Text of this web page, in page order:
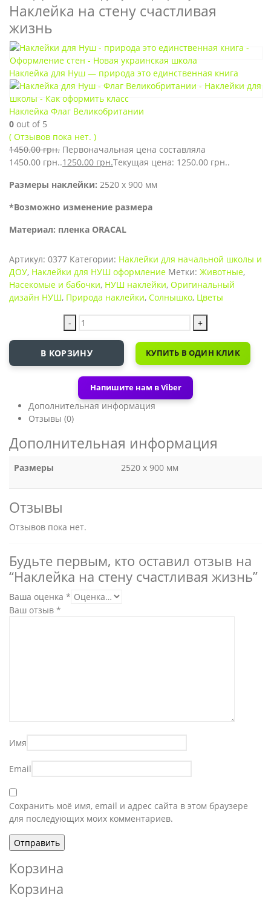
Наклейка на стену счастливая
жизнь
Наклейка для Нуш — природа это единственная книга
Наклейка Флаг Великобритании
0 out of 5
( Отзывов пока нет. )
1450.00грн. Первоначальная цена составляла
1450.00 грн..1250.00 грн.Текущая цена: 1250.00 грн..
Размеры наклейки: 2520 х 900 мм
*Возможно изменение размера
Материал: пленка ORACAL
Артикул: 0377 Категории: Наклейки для начальной школы и
ДОУ, Наклейки для НУШ оформление Метки: Животные,
Насекомые и бабочки, НУШ наклейки, Оригинальный
дизайн НУШ, Природа наклейки, Солнышко, Цветы
- +
В КОРЗИНУ КУПИТЬ В ОДИН КЛИК
Напишите нам в Viber
Дополнительная информация
Отзывы (0)
Дополнительная информация
Размеры 2520 х 900 мм
Отзывы
Отзывов пока нет.
Будьте первым, кто оставил отзыв на
“Наклейка на стену счастливая жизнь”
Ваша оценка *
Ваш отзыв *
Имя
Email
Сохранить моё имя, email и адрес сайта в этом браузере
для последующих моих комментариев.
Корзина
Корзина